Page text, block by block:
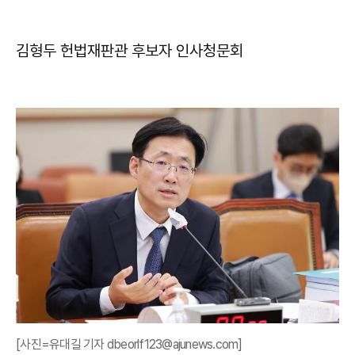
김형두 헌법재판관 후보자 인사청문회
[사진=유대길 기자 dbeorlf123@ajunews.com]